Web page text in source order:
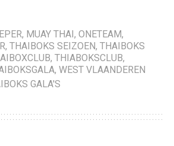
, MUAY THAI, ONETEAM,
, THAIBOKS SEIZOEN, THAIBOKS
, THIABOKSCLUB,
, WEST VLAANDEREN
GALA'S